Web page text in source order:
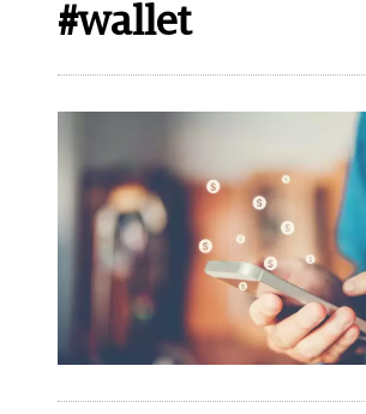
#wallet